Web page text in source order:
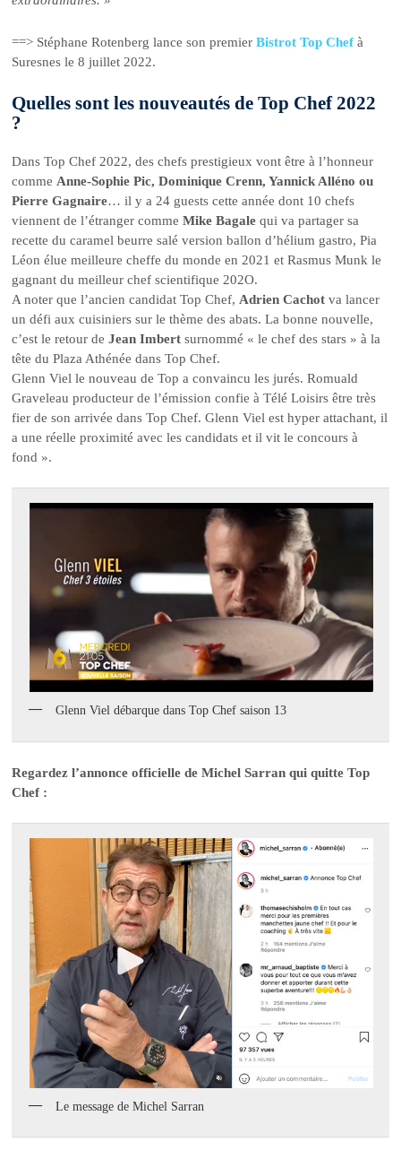
==> Stéphane Rotenberg lance son premierBistrot Top Chefà
Suresnes le 8 juillet 2022.
Quelles sont les nouveautés de Top Chef 2022
?
Dans Top Chef 2022, des chefs prestigieux vont être à l’honneur
comme Anne-Sophie Pic, Dominique Crenn, Yannick Alléno ou
Pierre Gagnaire… il y a 24 guests cette année dont 10 chefs
viennent de l’étranger comme Mike Bagale qui va partager sa
recette du caramel beurre salé version ballon d’hélium gastro, Pia
Léon élue meilleure cheffe du monde en 2021 et Rasmus Munk le
gagnant du meilleur chef scientifique 202O.
A noter que l’ancien candidat Top Chef, Adrien Cachot va lancer
un défi aux cuisiniers sur le thème des abats. La bonne nouvelle,
c’est le retour deJean Imbert surnommé « le chef des stars » à la
tête du Plaza Athénée dans Top Chef.
Glenn Viel le nouveau de Top a convaincu les jurés. Romuald
Graveleau producteur de l’émission confie à Télé Loisirs être très
fier de son arrivée dans Top Chef. Glenn Viel est hyper attachant, il
a une réelle proximité avec les candidats et il vit le concours à
fond ».
Glenn Viel débarque dans Top Chef saison 13
Regardez l’annonce officielle de Michel Sarran qui quitte Top
Chef :
Le message de Michel Sarran